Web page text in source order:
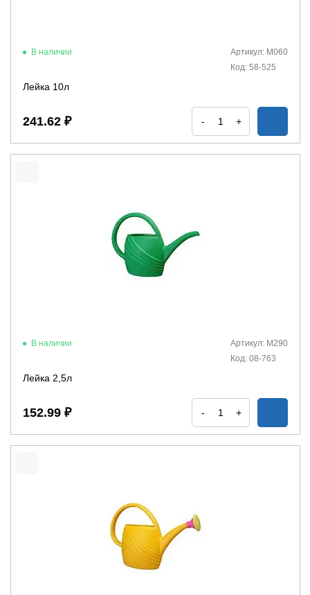
В наличии
Артикул: М060
Код: 58-525
Лейка 10л
241.62 ₽ - +
В наличии
Артикул: М290
Код: 08-763
Лейка 2,5л
152.99 ₽ - +